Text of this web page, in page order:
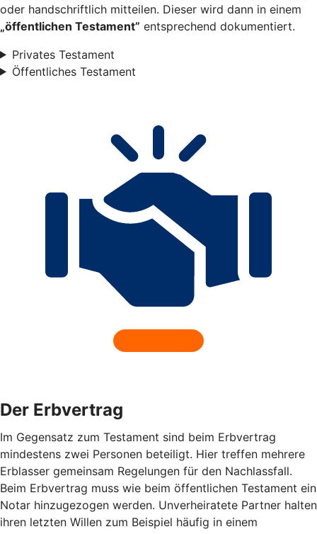
oder handschriftlich mitteilen. Dieser wird dann in einem
„öffentlichen Testament” entsprechend dokumentiert.
Privates Testament
Öffentliches Testament
Der Erbvertrag
Im Gegensatz zum Testament sind beim Erbvertrag
mindestens zwei Personen beteiligt. Hier treffen mehrere
Erblasser gemeinsam Regelungen für den Nachlassfall.
Beim Erbvertrag muss wie beim öffentlichen Testament ein
Notar hinzugezogen werden. Unverheiratete Partner halten
ihren letzten Willen zum Beispiel häufig in einem